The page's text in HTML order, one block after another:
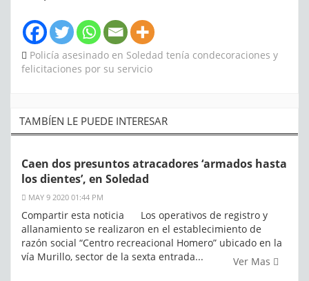
Policía asesinado en Soledad tenía condecoraciones y
felicitaciones por su servicio
TAMBÍEN LE PUEDE INTERESAR
Caen dos presuntos atracadores ‘armados hasta
los dientes’, en Soledad
MAY 9 2020 01:44 PM
Compartir esta noticia Los operativos de registro y
allanamiento se realizaron en el establecimiento de
razón social “Centro recreacional Homero” ubicado en la
vía Murillo, sector de la sexta entrada...
Ver Mas